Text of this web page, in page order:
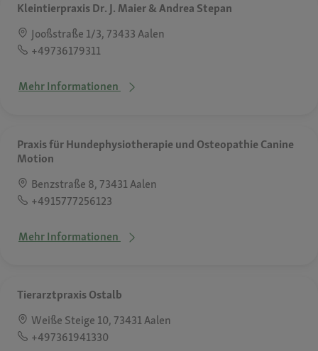
Kleintierpraxis Dr. J. Maier & Andrea Stepan
Jooßstraße 1/3, 73433 Aalen
+49736179311
Mehr Informationen
Praxis für Hundephysiotherapie und Osteopathie Canine
Motion
Benzstraße 8, 73431 Aalen
+4915777256123
Mehr Informationen
Tierarztpraxis Ostalb
Weiße Steige 10, 73431 Aalen
+497361941330